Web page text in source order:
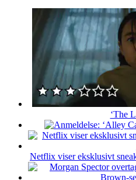
‘The
Netflix viser eksklusivt